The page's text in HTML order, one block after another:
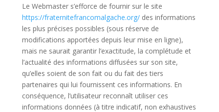
Le Webmaster s’efforce de fournir sur le site
https://fraternitefrancomalgache.org/des informations
les plus précises possibles (sous réserve de
modifications apportées depuis leur mise en ligne),
mais ne saurait garantir l’exactitude, la complétude et
l’actualité des informations diffusées sur son site,
qu’elles soient de son fait ou du fait des tiers
partenaires qui lui fournissent ces informations. En
conséquence, l’utilisateur reconnaît utiliser ces
informations données (à titre indicatif, non exhaustives